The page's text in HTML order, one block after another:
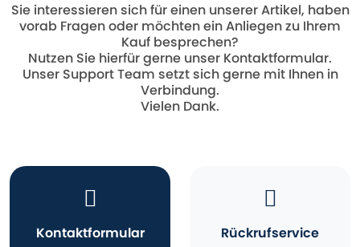
Sie interessieren sich für einen unserer Artikel, haben
vorab Fragen oder möchten ein Anliegen zu Ihrem
Kauf besprechen?
Nutzen Sie hierfür gerne unser Kontaktformular.
Unser Support Team setzt sich gerne mit Ihnen in
Verbindung.
Vielen Dank.
Kontaktformular Rückrufservice